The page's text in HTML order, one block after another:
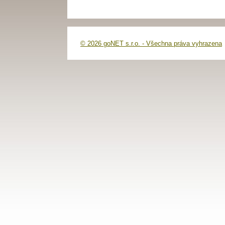
© 2026 goNET s.r.o. - Všechna práva vyhrazena